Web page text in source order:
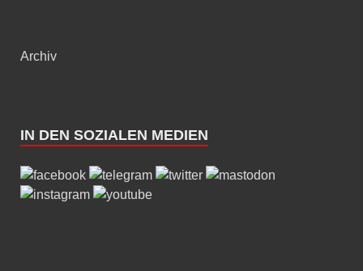
Archiv
IN DEN SOZIALEN MEDIEN